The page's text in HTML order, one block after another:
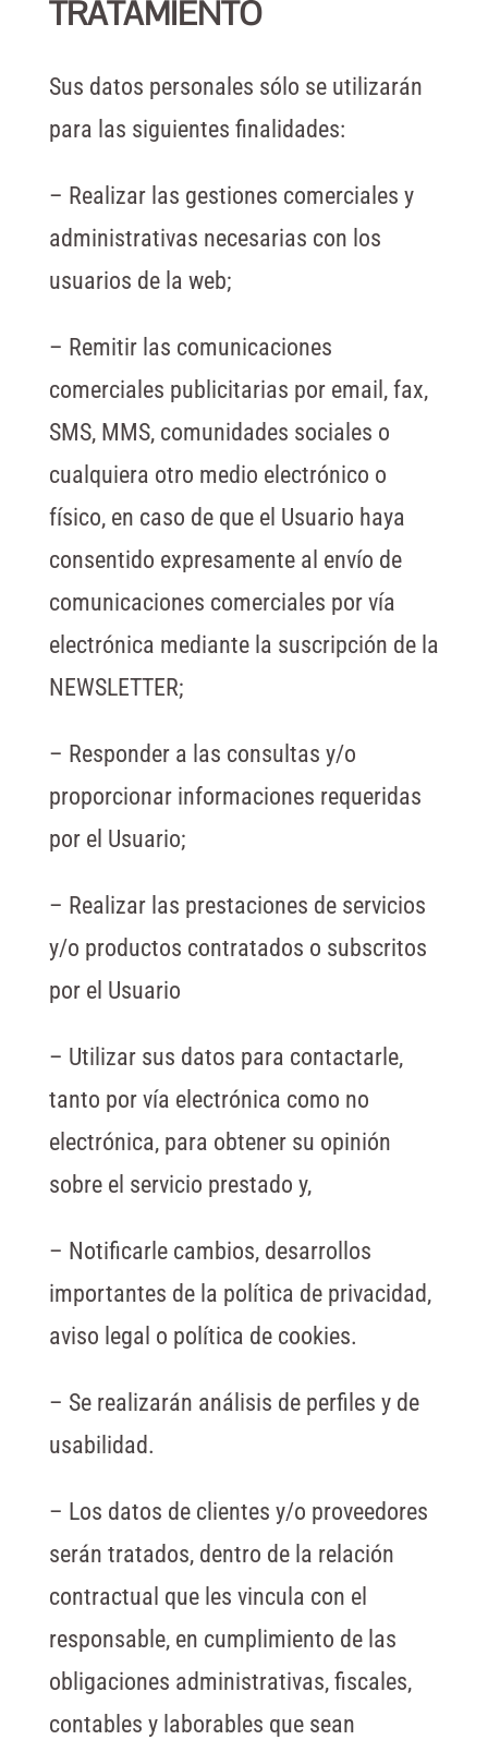
TRATAMIENTO
Sus datos personales sólo se utilizarán
para las siguientes finalidades:
– Realizar las gestiones comerciales y
administrativas necesarias con los
usuarios de la web;
– Remitir las comunicaciones
comerciales publicitarias por email, fax,
SMS, MMS, comunidades sociales o
cualquiera otro medio electrónico o
físico, en caso de que el Usuario haya
consentido expresamente al envío de
comunicaciones comerciales por vía
electrónica mediante la suscripción de la
NEWSLETTER;
– Responder a las consultas y/o
proporcionar informaciones requeridas
por el Usuario;
– Realizar las prestaciones de servicios
y/o productos contratados o subscritos
por el Usuario
– Utilizar sus datos para contactarle,
tanto por vía electrónica como no
electrónica, para obtener su opinión
sobre el servicio prestado y,
– Notificarle cambios, desarrollos
importantes de la política de privacidad,
aviso legal o política de cookies.
– Se realizarán análisis de perfiles y de
usabilidad.
– Los datos de clientes y/o proveedores
serán tratados, dentro de la relación
contractual que les vincula con el
responsable, en cumplimiento de las
obligaciones administrativas, fiscales,
contables y laborables que sean